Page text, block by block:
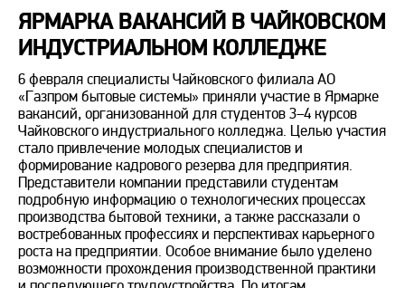
ЯРМАРКА ВАКАНСИЙ В ЧАЙКОВСКОМ
ИНДУСТРИАЛЬНОМ КОЛЛЕДЖЕ
6 февраля специалисты Чайковского филиала АО
«Газпром бытовые системы» приняли участие в Ярмарке
вакансий, организованной для студентов 3–4 курсов
Чайковского индустриального колледжа. Целью участия
стало привлечение молодых специалистов и
формирование кадрового резерва для предприятия.
Представители компании представили студентам
подробную информацию о технологических процессах
производства бытовой техники, а также рассказали о
востребованных профессиях и перспективах карьерного
роста на предприятии. Особое внимание было уделено
возможности прохождения производственной практики